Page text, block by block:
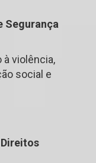
Segurança
à violência,
social e